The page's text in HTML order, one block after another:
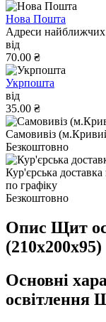
Нова Пошта
Адреси найближчих
від
70.00 ₴
Укрпошта
від
35.00 ₴
Самовивіз
Безкоштовно
Кур'єрська
по графіку
Безкоштовно
Опис Щит
(210х200х95)
Основні
освітлення